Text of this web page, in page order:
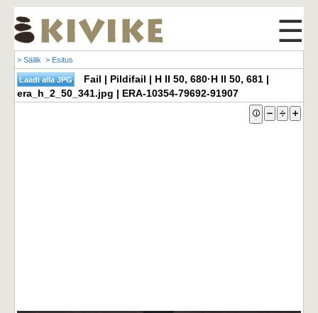
☰
> Säilik > Esitus
Fail | Pildifail | H II 50, 680·H II 50, 681 |
era_h_2_50_341.jpg | ERA-10354-79692-91907